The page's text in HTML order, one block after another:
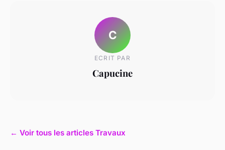
C
ECRIT PAR
Capucine
← Voir tous les articles Travaux